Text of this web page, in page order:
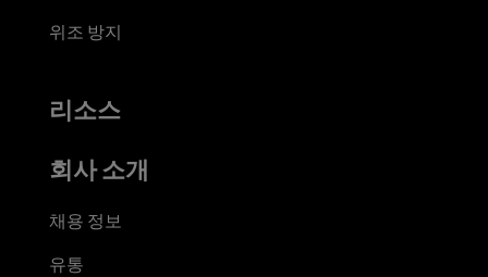
위조 방지
리소스
회사 소개
채용 정보
유통